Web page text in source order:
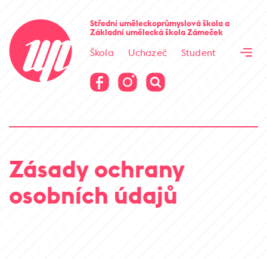
Střední uměleckoprůmyslová školaa
Základní umělecká školaZámeček
Škola Uchazeč
Student
Virtuální prohlídka
Virtuální prohlídka
Zásady ochrany
osobních údajů